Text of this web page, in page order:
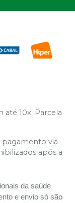
até 10x. Parcela
pagamento via
após a
da saúde
e envio só são